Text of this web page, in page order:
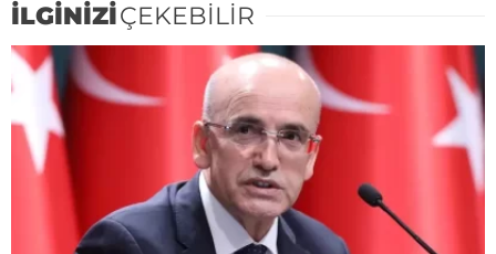
İLGİNİZİÇEKEBİLİR